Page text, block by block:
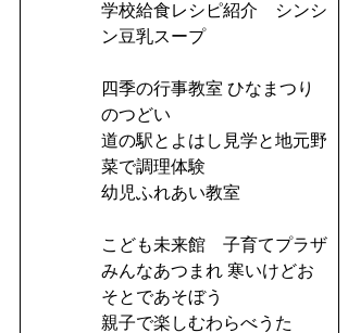
学校給食レシピ紹介 シンシ
ン豆乳スープ
四季の行事教室 ひなまつり
のつどい
道の駅とよはし見学と地元野
菜で調理体験
幼児ふれあい教室
こども未来館 子育てプラザ
みんなあつまれ 寒いけどお
そとであそぼう
親子で楽しむわらべうた